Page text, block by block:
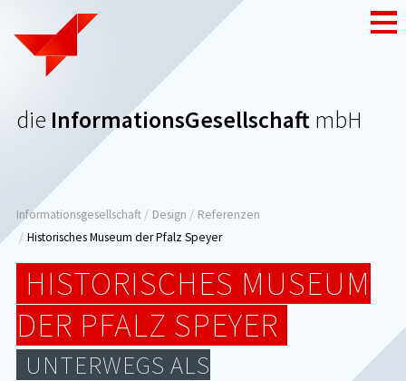
Inhalt
die InformationsGesellschaft mbH
Seitenpfad:
Informationsgesellschaft Design
Referenzen
Historisches Museum der Pfalz Speyer
HISTORISCHES MUSEUM
DER PFALZ SPEYER
UNTERWEGS ALS